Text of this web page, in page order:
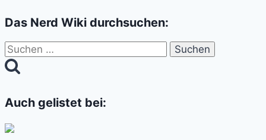
Das Nerd Wiki durchsuchen:
Suchen
nach:
Auch gelistet bei: